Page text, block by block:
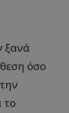
ξανά
όσο
το